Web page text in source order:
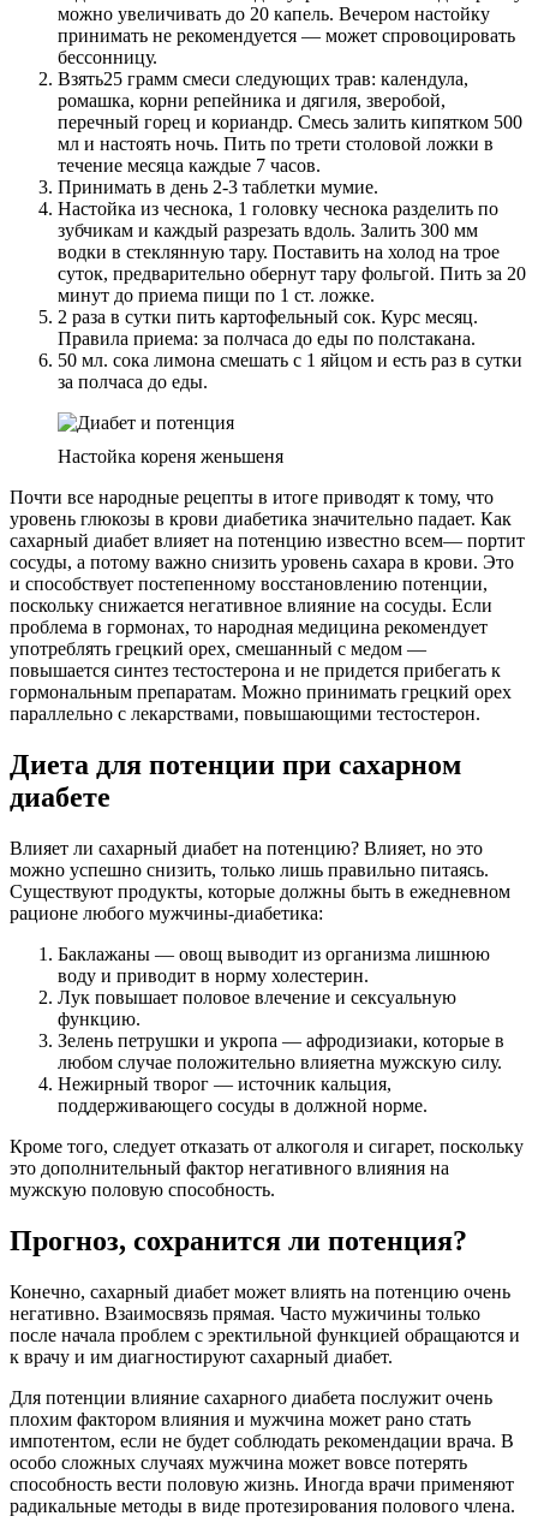
можно увеличивать до 20 капель. Вечером настойку
принимать не рекомендуется — может спровоцировать
бессонницу.
Взять25 грамм смеси следующих трав: календула,
ромашка, корни репейника и дягиля, зверобой,
перечный горец и кориандр. Смесь залить кипятком 500
мл и настоять ночь. Пить по трети столовой ложки в
течение месяца каждые 7 часов.
Принимать в день 2-3 таблетки мумие.
Настойка из чеснока, 1 головку чеснока разделить по
зубчикам и каждый разрезать вдоль. Залить 300 мм
водки в стеклянную тару. Поставить на холод на трое
суток, предварительно обернут тару фольгой. Пить за 20
минут до приема пищи по 1 ст. ложке.
2 раза в сутки пить картофельный сок. Курс месяц.
Правила приема: за полчаса до еды по полстакана.
50 мл. сока лимона смешать с 1 яйцом и есть раз в сутки
за полчаса до еды.
Настойка кореня женьшеня
Почти все народные рецепты в итоге приводят к тому, что
уровень глюкозы в крови диабетика значительно падает. Как
сахарный диабет влияет на потенцию известно всем— портит
сосуды, а потому важно снизить уровень сахара в крови. Это
и способствует постепенному восстановлению потенции,
поскольку снижается негативное влияние на сосуды. Если
проблема в гормонах, то народная медицина рекомендует
употреблять грецкий орех, смешанный с медом —
повышается синтез тестостерона и не придется прибегать к
гормональным препаратам. Можно принимать грецкий орех
параллельно с лекарствами, повышающими тестостерон.
Диета для потенции при сахарном
диабете
Влияет ли сахарный диабет на потенцию? Влияет, но это
можно успешно снизить, только лишь правильно питаясь.
Существуют продукты, которые должны быть в ежедневном
рационе любого мужчины-диабетика:
Баклажаны — овощ выводит из организма лишнюю
воду и приводит в норму холестерин.
Лук повышает половое влечение и сексуальную
функцию.
Зелень петрушки и укропа — афродизиаки, которые в
любом случае положительно влияетна мужскую силу.
Нежирный творог — источник кальция,
поддерживающего сосуды в должной норме.
Кроме того, следует отказать от алкоголя и сигарет, поскольку
это дополнительный фактор негативного влияния на
мужскую половую способность.
Прогноз, сохранится ли потенция?
Конечно, сахарный диабет может влиять на потенцию очень
негативно. Взаимосвязь прямая. Часто мужичины только
после начала проблем с эректильной функцией обращаются и
к врачу и им диагностируют сахарный диабет.
Для потенции влияние сахарного диабета послужит очень
плохим фактором влияния и мужчина может рано стать
импотентом, если не будет соблюдать рекомендации врача. В
особо сложных случаях мужчина может вовсе потерять
способность вести половую жизнь. Иногда врачи применяют
радикальные методы в виде протезирования полового члена.